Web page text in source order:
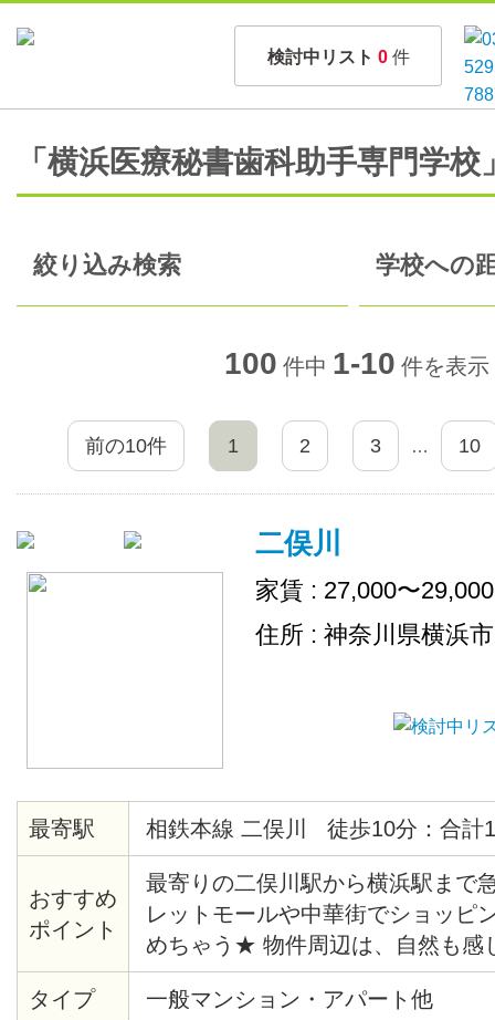
検討中リスト 0 件
「横浜医療秘書歯科助手専門学
絞り込み検索 学校への
100 件中 1-10 件を表示
前の10件 1 2 3 … 10
二俣川
家賃 : 27,000〜
住所 : 神奈川県横浜
最寄駅 相鉄本線 二俣川 徒歩10分：合計
おすすめ
ポイント
最寄りの二俣川駅から横浜駅まで
レットモールや中華街でショッピ
めちゃう★ 物件周辺は、自然も感
宅街になっています♪ 各お部屋に
庫・テレビ・デスク・チェアが設
タイプ 一般マンション・アパート他